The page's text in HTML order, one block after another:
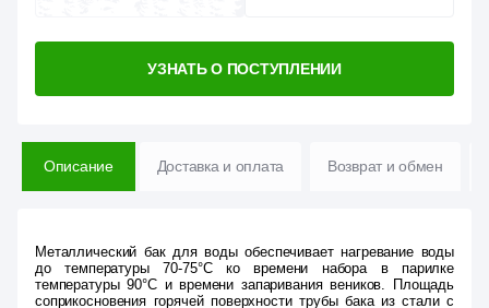
УЗНАТЬ О ПОСТУПЛЕНИИ
Описание Доставка и оплата Возврат и обмен
Металлический бак для воды обеспечивает нагревание воды
до температуры 70-75°C ко времени набора в парилке
температуры 90°C и времени запаривания веников. Площадь
соприкосновения горячей поверхности трубы бака из стали с